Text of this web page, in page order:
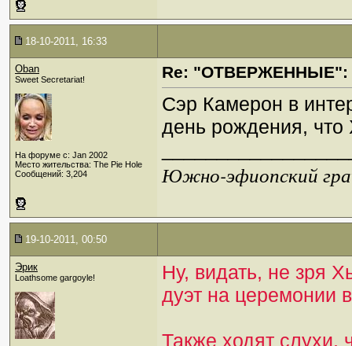
18-10-2011, 16:33
Oban
Sweet Secretariat!
На форуме с: Jan 2002
Место жительства: The Pie Hole
Сообщений: 3,204
Re: "ОТВЕРЖЕННЫЕ":
Сэр Камерон в
день рождения, что
Южно-эфиопский
19-10-2011, 00:50
Эрик
Loathsome gargoyle!
Ну, видать, не зря
дуэт на церемонии
Также ходят слухи,